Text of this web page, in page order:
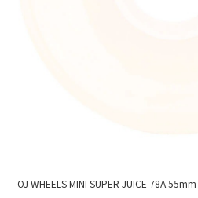
OJ WHEELS MINI SUPER JUICE 78A 55mm